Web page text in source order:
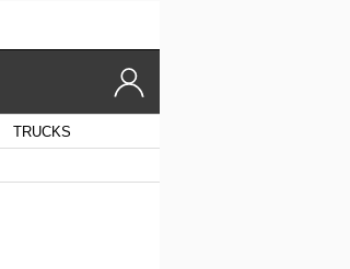
TRUCKS